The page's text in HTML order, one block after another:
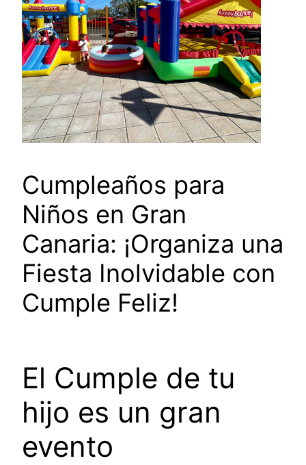
Cumpleaños para
Niños en Gran
Canaria: ¡Organiza una
Fiesta Inolvidable con
Cumple Feliz!
El Cumple de tu
hijo es un gran
evento